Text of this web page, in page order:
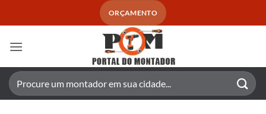
ORÇAMENTO
Pesquisar
por: